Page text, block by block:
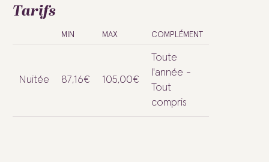
Tarifs
MIN MAX COMPLÉMENT
Nuitée 87,16€ 105,00€
Toute
l'année -
Tout
compris